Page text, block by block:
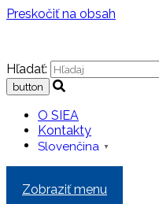
Preskočiť na obsah
Hľadať:
O SIEA
Kontakty
Slovenčina ▼
Zobraziť menu